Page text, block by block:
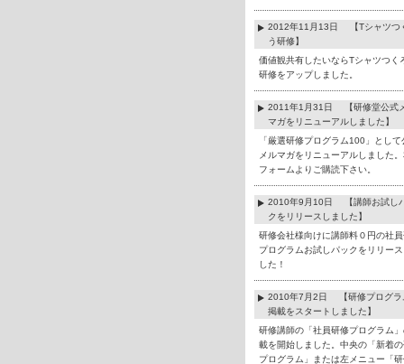
2012年11月13日 【Tシャツつ
う研修】
価値観共有したいならTシャツつく
研修をアップしました。
2011年1月31日 【研修堂公式
マガをリニューアルしました】
「厳選研修プログラム100」として
メルマガをリニューアルしました
フォームよりご購読下さい。
2010年9月10日 【講師お試し
クをリリースしました】
研修会社様向けに講師料０円の社
プログラムお試しパックをリリー
した！
2010年7月2日 【研修プログラ
掲載をスタートしました】
研修講師の「社員研修プログラム
載を開始しました。中央の「新着
プログラム」または左メニュー「